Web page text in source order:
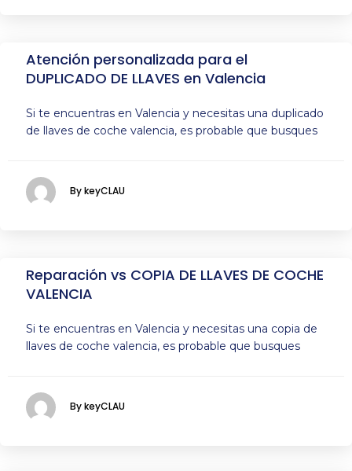
Atención personalizada para el
DUPLICADO DE LLAVES en Valencia
Si te encuentras en Valencia y necesitas una duplicado
de llaves de coche valencia, es probable que busques
By keyCLAU
Reparación vs COPIA DE LLAVES DE COCHE
VALENCIA
Si te encuentras en Valencia y necesitas una copia de
llaves de coche valencia, es probable que busques
By keyCLAU